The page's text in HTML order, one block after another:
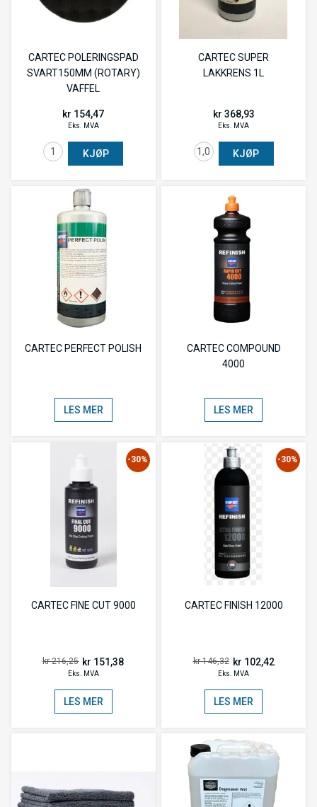
CARTEC POLERINGSPAD
SVART150MM (ROTARY)
VAFFEL
kr 154,47
Eks. MVA
KJØP
CARTEC SUPER
LAKKRENS 1L
kr 368,93
Eks. MVA
KJØP
CARTEC PERFECT POLISH
LES MER
CARTEC COMPOUND
4000
LES MER
CARTEC FINE CUT 9000
-30%
kr 216,25 kr 151,38
Eks. MVA
LES MER
CARTEC FINISH 12000
-30%
kr 146,32 kr 102,42
Eks. MVA
LES MER